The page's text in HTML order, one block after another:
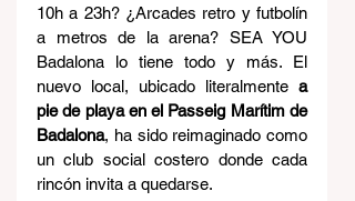
10h a 23h? ¿Arcades retro y futbolín
a metros de la arena? SEA YOU
Badalona lo tiene todo y más. El
nuevo local, ubicado literalmente a
pie de playa en el Passeig Marítim de
Badalona, ha sido reimaginado como
un club social costero donde cada
rincón invita a quedarse.